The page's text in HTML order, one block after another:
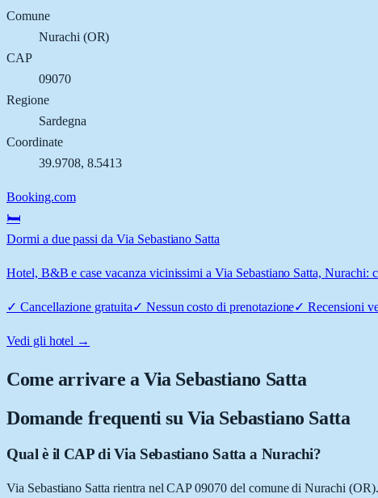
Comune
Nurachi (OR)
CAP
09070
Regione
Sardegna
Coordinate
39.9708, 8.5413
Booking.com
🛏️
Dormi a due passi da Via Sebastiano Satta
Hotel, B&B e case vacanza vicinissimi a Via Sebastiano Satta, Nurachi:
✓ Cancellazione gratuita✓ Nessun costo di prenotazione✓Recensioni
Vedi gli hotel →
Come arrivare aVia Sebastiano Satta
Domande frequenti su Via Sebastiano Satta
Qual è il CAP di Via Sebastiano Satta a Nurachi?
Via Sebastiano Satta rientra nel CAP 09070 del comune di Nurachi (OR).